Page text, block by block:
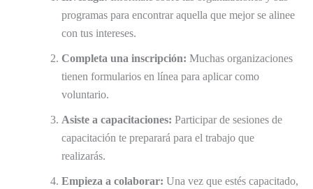
programas para encontrar aquella que mejor se alinee
con tus intereses.
Completa una inscripción: Muchas organizaciones
tienen formularios en línea para aplicar como
voluntario.
Asiste a capacitaciones: Participar de sesiones de
capacitación te preparará para el trabajo que
realizarás.
Empieza a colaborar: Una vez que estés capacitado,